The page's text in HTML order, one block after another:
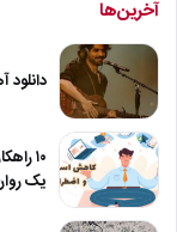
آخرین‌ها
۱۰
یک